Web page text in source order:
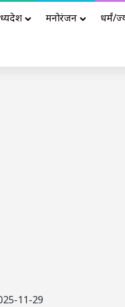
मनोरंजन धर्मं/
11-29